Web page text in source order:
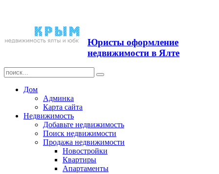
Юристы оформление
недвижимости в Ялте
Дом
Админка
Карта сайта
Недвижимость
Добавьте недвижимость
Поиск недвижимости
Продажа недвижимости
Новостройки
Квартиры
Апартаменты